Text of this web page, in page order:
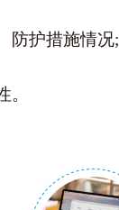
防护措施情况;